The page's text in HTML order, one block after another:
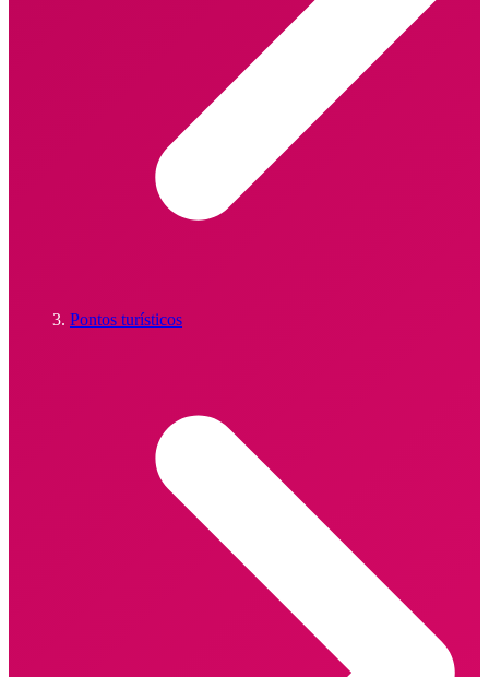
Pontos turísticos